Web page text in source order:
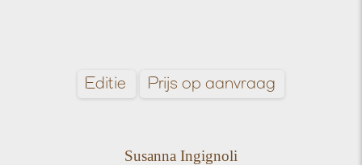
Editie Prijs op aanvraag
Susanna Ingignoli